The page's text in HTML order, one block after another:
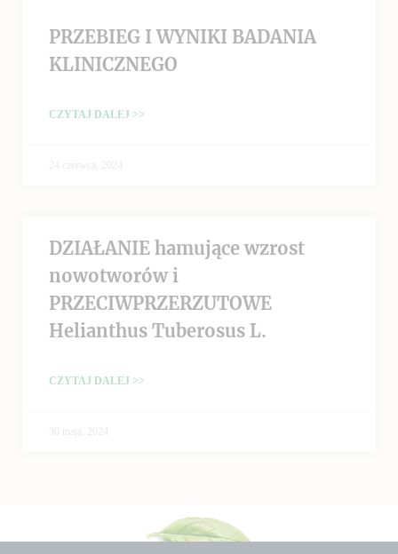
PRZEBIEG I WYNIKI BADANIA
KLINICZNEGO
CZYTAJ DALEJ >>
24 czerwca, 2024
DZIAŁANIE hamujące wzrost
nowotworów i
PRZECIWPRZERZUTOWE
Helianthus Tuberosus L.
CZYTAJ DALEJ >>
30 maja, 2024